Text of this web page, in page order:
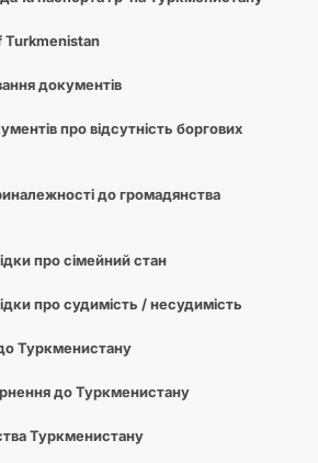
Turkmenistan
документів
про відсутність боргових
до громадянства
про сімейний стан
про судимість / несудимість
Туркменистану
до Туркменистану
Туркменистану